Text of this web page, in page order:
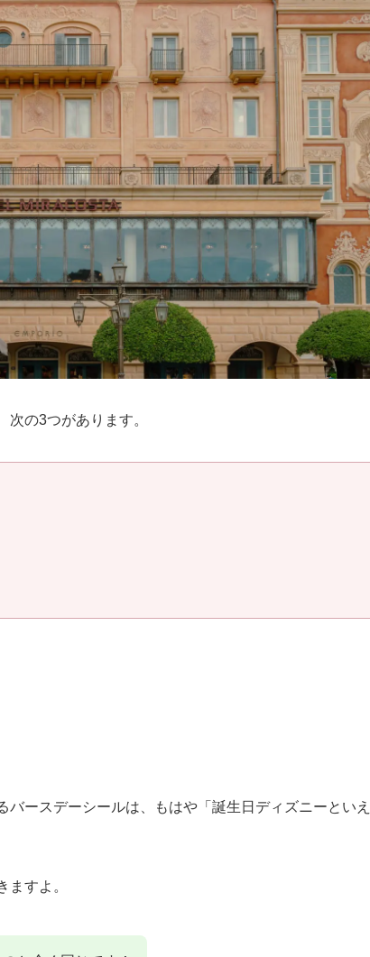
の3つがあります。
ースデーシールは、もはや「誕生日ディズニーといえ
ますよ。